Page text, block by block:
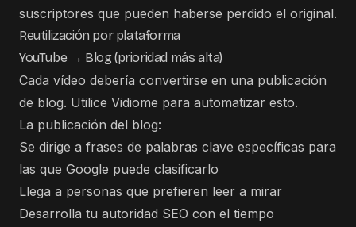
suscriptores que pueden haberse perdido el original.
Reutilización por plataforma
YouTube → Blog (prioridad más alta)
Cada vídeo debería convertirse en una publicación
de blog. Utilice Vidiome para automatizar esto.
La publicación del blog:
Se dirige a frases de palabras clave específicas para
las que Google puede clasificarlo
Llega a personas que prefieren leer a mirar
Desarrolla tu autoridad SEO con el tiempo